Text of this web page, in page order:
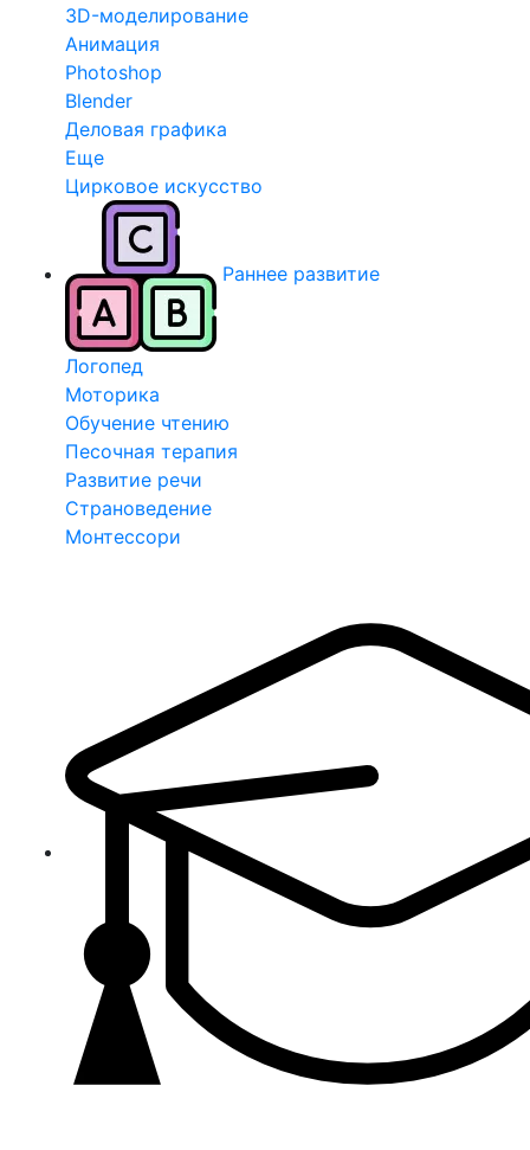
3D-моделирование
Анимация
Photoshop
Blender
Деловая графика
Еще
Цирковое искусство
Раннее развитие
Логопед
Моторика
Обучение чтению
Песочная терапия
Развитие речи
Страноведение
Монтессори